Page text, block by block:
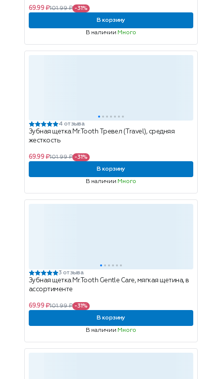
69.99 ₽101.99 ₽ -31%
В корзину
В наличии Много
4 отзыва
Зубная щетка Mr.Tooth Тревел (Travel), средняя
жесткость
69.99 ₽101.99 ₽ -31%
В корзину
В наличии Много
3 отзыва
Зубная щетка Mr.Tooth Gentle Care, мягкая щетина, в
ассортименте
69.99 ₽101.99 ₽ -31%
В корзину
В наличии Много